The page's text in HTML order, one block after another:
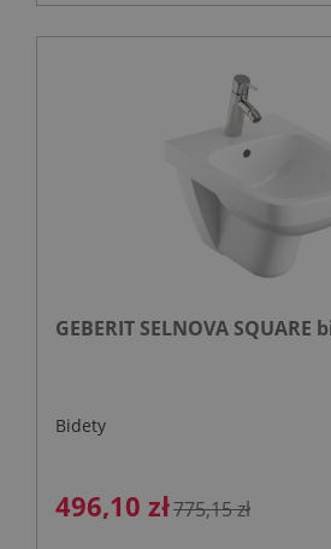
GEBERIT SELNOVA
Bidety
496,10 zł775,15 zł